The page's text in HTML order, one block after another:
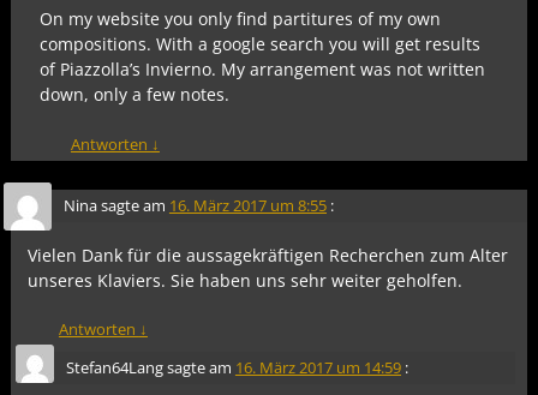
On my website you only find partitures of my own
compositions. With a google search you will get results
of Piazzolla’s Invierno. My arrangement was not written
down, only a few notes.
Antworten ↓
Ninasagte am 16. März 2017 um 8:55 :
Vielen Dank für die aussagekräftigen Recherchen zum Alter
unseres Klaviers. Sie haben uns sehr weiter geholfen.
Antworten ↓
Stefan64Langsagte am 16. März 2017 um 14:59 :